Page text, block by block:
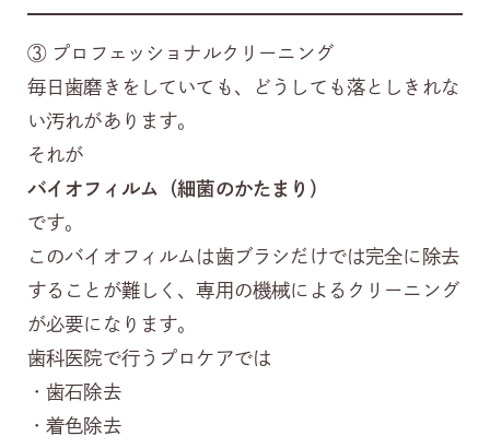
③ プロフェッショナルクリーニング
毎日歯磨きをしていても、どうしても落としきれな
い汚れがあります。
それが
バイオフィルム（細菌のかたまり）
です。
このバイオフィルムは歯ブラシだけでは完全に除去
することが難しく、専用の機械によるクリーニング
が必要になります。
歯科医院で行うプロケアでは
・歯石除去
・着色除去